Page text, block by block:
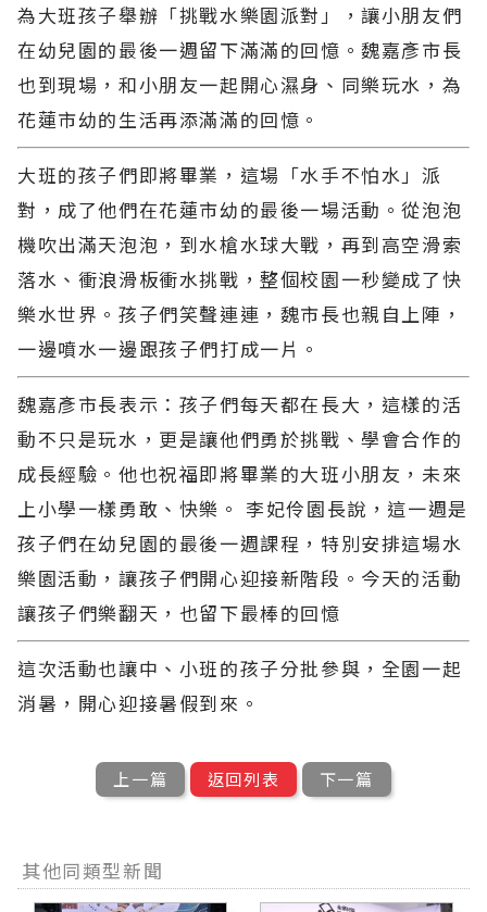
為大班孩子舉辦「挑戰水樂園派對」，讓小朋友們
在幼兒園的最後一週留下滿滿的回憶。魏嘉彥市長
也到現場，和小朋友一起開心濕身、同樂玩水，為
花蓮市幼的生活再添滿滿的回憶。
大班的孩子們即將畢業，這場「水手不怕水」派
對，成了他們在花蓮市幼的最後一場活動。從泡泡
機吹出滿天泡泡，到水槍水球大戰，再到高空滑索
落水、衝浪滑板衝水挑戰，整個校園一秒變成了快
樂水世界。孩子們笑聲連連，魏市長也親自上陣，
一邊噴水一邊跟孩子們打成一片。
魏嘉彥市長表示：孩子們每天都在長大，這樣的活
動不只是玩水，更是讓他們勇於挑戰、學會合作的
成長經驗。他也祝福即將畢業的大班小朋友，未來
上小學一樣勇敢、快樂。 李妃伶園長說，這一週是
孩子們在幼兒園的最後一週課程，特別安排這場水
樂園活動，讓孩子們開心迎接新階段。今天的活動
讓孩子們樂翻天，也留下最棒的回憶
這次活動也讓中、小班的孩子分批參與，全園一起
消暑，開心迎接暑假到來。
上一篇 返回列表 下一篇
其他同類型新聞